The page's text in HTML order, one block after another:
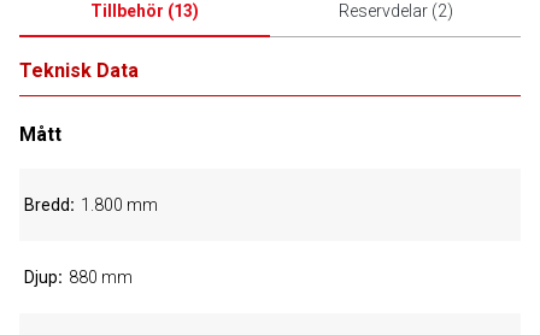
Tillbehör (13) Reservdelar(2)
Teknisk Data
Mått
Bredd 1.800 mm
Djup 880 mm